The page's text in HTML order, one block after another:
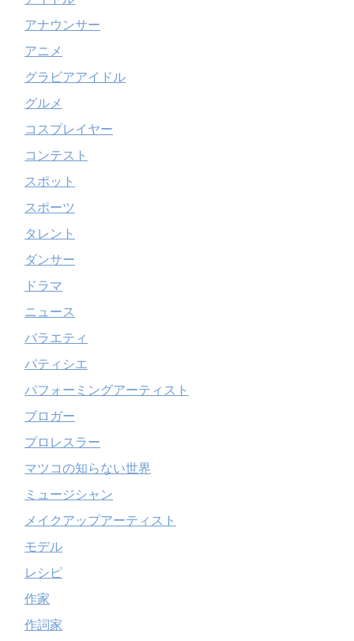
アナウンサー
アニメ
グラビアアイドル
グルメ
コスプレイヤー
コンテスト
スポット
スポーツ
タレント
ダンサー
ドラマ
ニュース
バラエティ
パティシエ
パフォーミングアーティスト
ブロガー
プロレスラー
マツコの知らない世界
ミュージシャン
メイクアップアーティスト
モデル
レシピ
作家
作詞家